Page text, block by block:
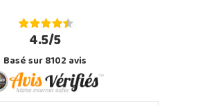
4.5/5
Basé sur 8102 avis